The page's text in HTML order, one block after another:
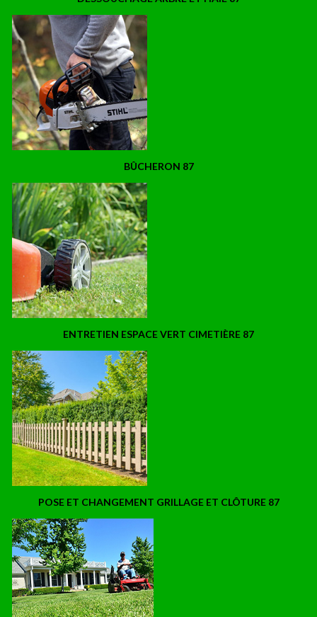
BÛCHERON 87
ENTRETIEN ESPACE VERT CIMETIÈRE 87
POSE ET CHANGEMENT GRILLAGE ET CLÔTURE 87